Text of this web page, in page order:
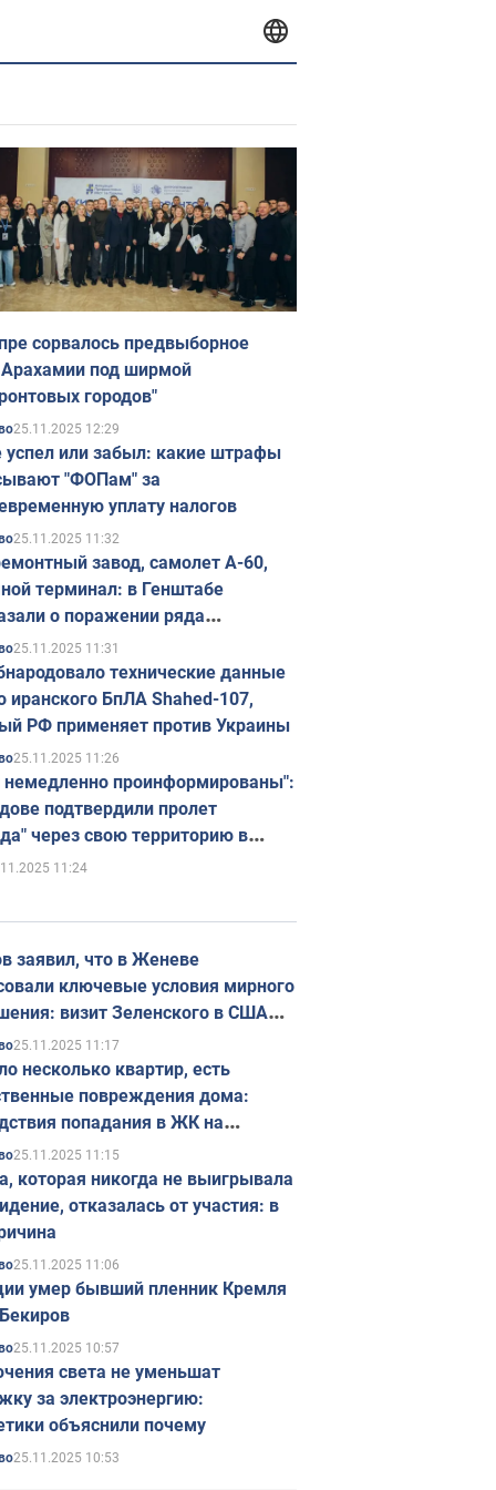
сорвалось предвыборное
Арахамии под ширмой
городов"
25.11.2025 12:29
успел или забыл: какие штрафы
"ФОПам" за
уплату налогов
25.11.2025 11:32
завод, самолет А-60,
терминал: в Генштабе
о поражении ряда
объектов России
25.11.2025 11:31
технические данные
иранского БпЛА Shahed-107,
РФ применяет против Украины
25.11.2025 11:26
проинформированы":
подтвердили пролет
через свою территорию в
11:24
заявил, что в Женеве
ключевые условия мирного
визит Зеленского в США
в ноябре
25.11.2025 11:17
несколько квартир, есть
повреждения дома:
попадания в ЖК на
в Киеве. Фото
25.11.2025 11:15
которая никогда не выигрывала
отказалась от участия: в
25.11.2025 11:06
умер бывший пленник Кремля
25.11.2025 10:57
света не уменьшат
за электроэнергию:
объяснили почему
25.11.2025 10:53